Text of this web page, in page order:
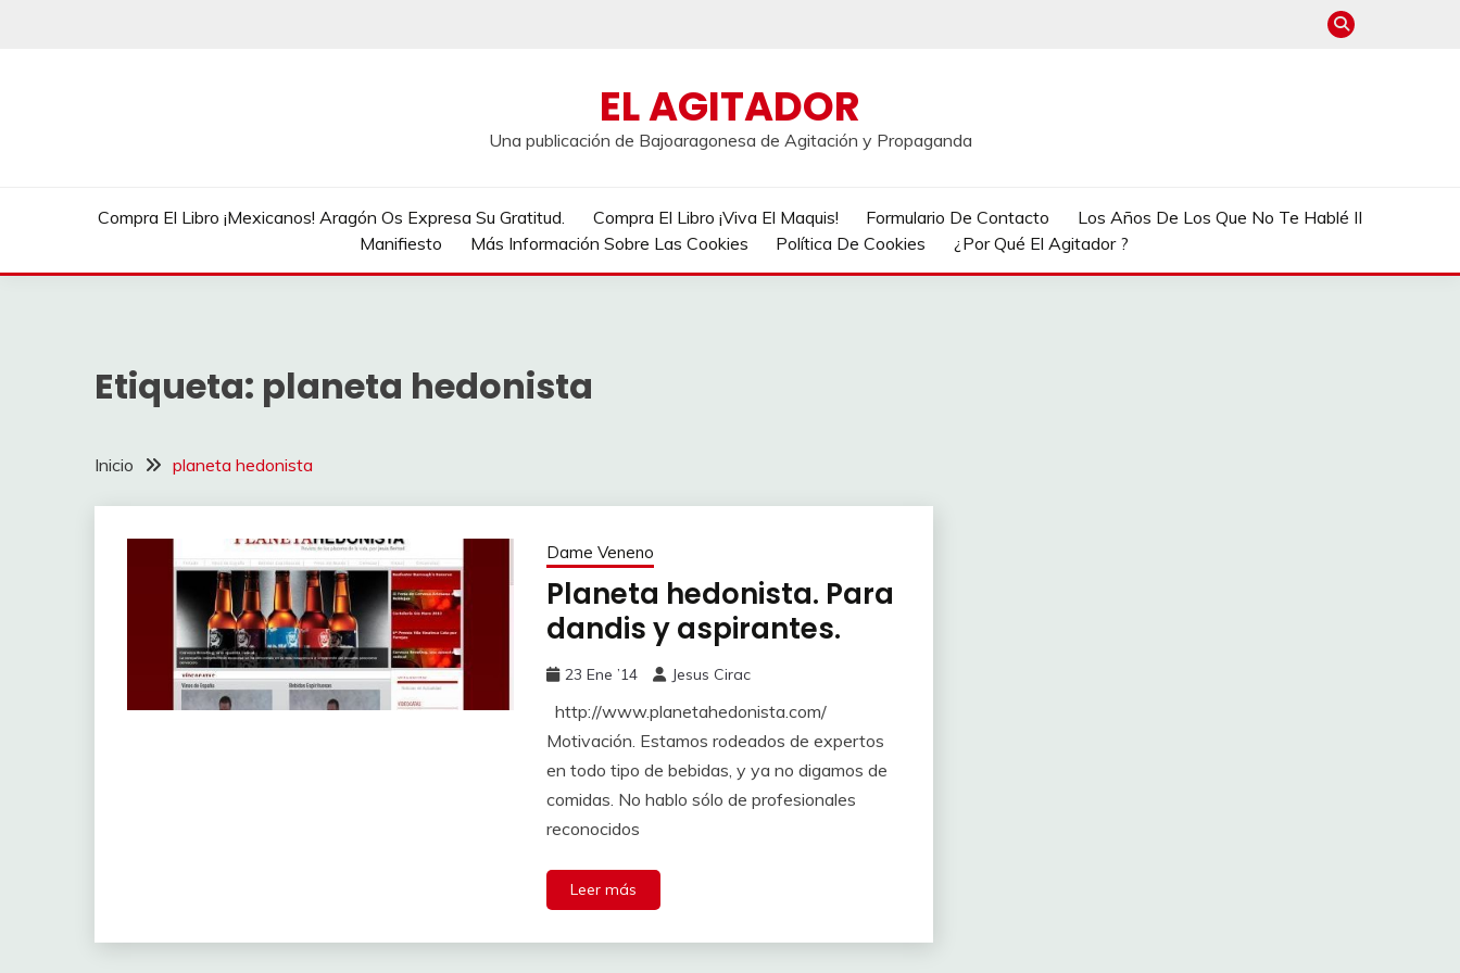
EL AGITADOR
Una publicación de Bajoaragonesa de Agitación y Propaganda
Compra El Libro ¡Mexicanos! Aragón Os Expresa Su Gratitud. Compra El Libro ¡Viva El Maquis! Formulario De Contacto
Los Años De Los Que No Te Hablé II
Manifiesto
Más Información Sobre Las Cookies Política De Cookies ¿Por Qué El Agitador ?
Etiqueta: planeta hedonista
Inicio planeta hedonista
Dame Veneno
Planeta hedonista. Para
dandis y aspirantes.
23 Ene ’14 Jesus Cirac
http://www.planetahedonista.com/
Motivación. Estamos rodeados de expertos
en todo tipo de bebidas, y ya no digamos de
comidas. No hablo sólo de profesionales
reconocidos
Leer más